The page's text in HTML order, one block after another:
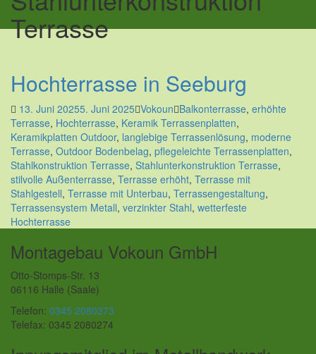
Terrasse
Hochterrasse in Seeburg
13. Juni 20255. Juni 2025 Vokoun Balkonterrasse, erhöhte
Terrasse, Hochterrasse, Keramik Terrassenplatten,
Keramikplatten Outdoor, langlebige Terrassenlösung, moderne
Terrasse, Outdoor Bodenbelag, pflegeleichte Terrassenplatten,
Stahlkonstruktion Terrasse, Stahlunterkonstruktion Terrasse,
stilvolle Außenterrasse, Terrasse erhöht, Terrasse mit
Stahlgestell, Terrasse mit Unterbau, Terrassengestaltung,
Terrassensystem Metall, verzinkter Stahl, wetterfeste
Hochterrasse
Montagebau Vokoun GmbH
Otto-Stomps-Str. 13
06116 Halle (Saale)
Telefon: 0345 2080273
Telefax: 0345 2080274